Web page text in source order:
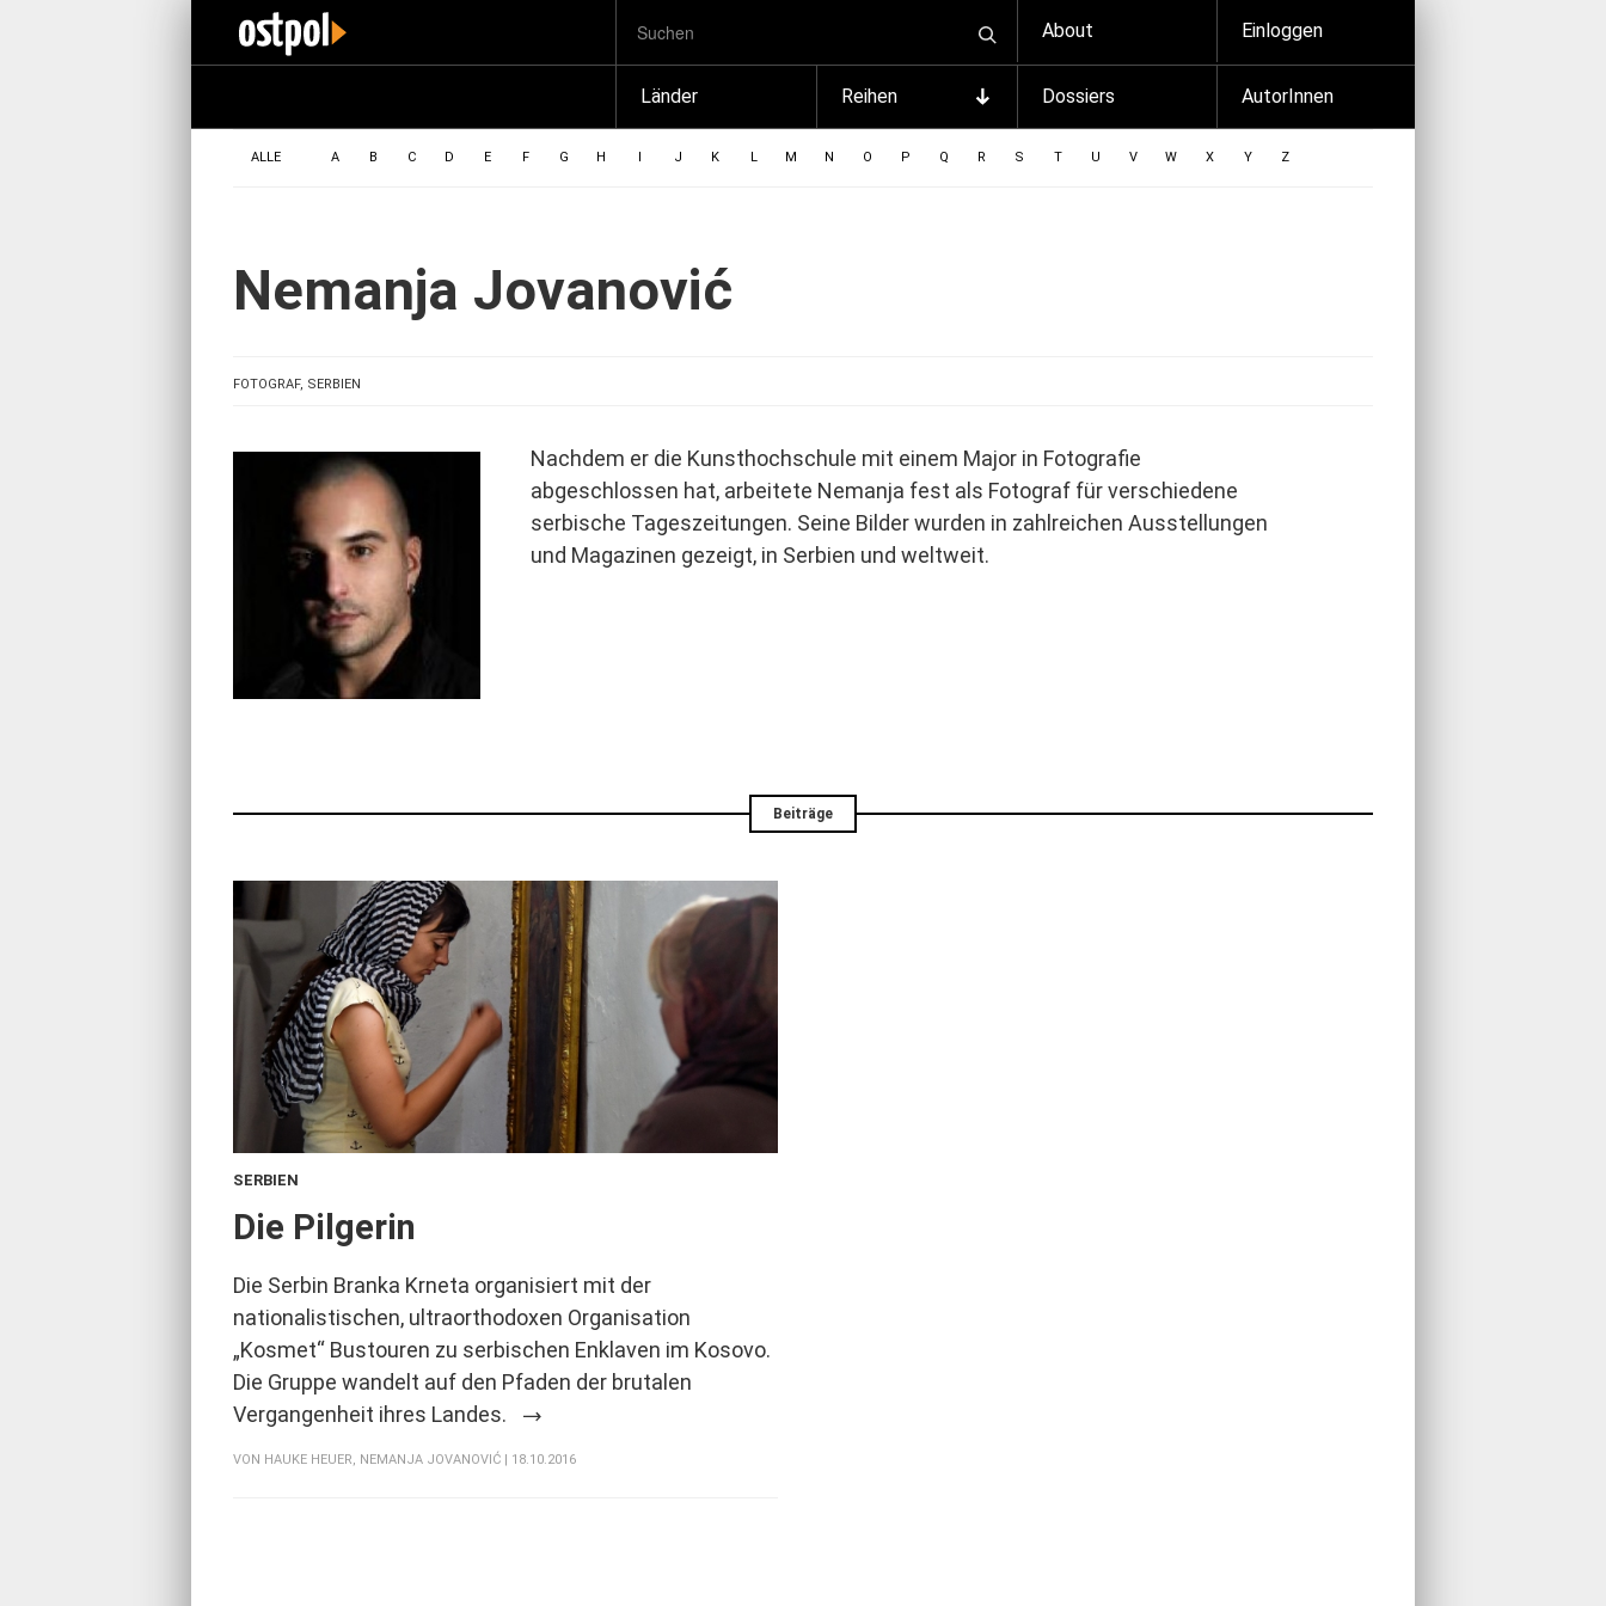
springen
Suchen About Einloggen
Länder Reihen Dossiers AutorInnen
ALLE A B C D E F G H I J K L M N O P Q R S T U V W X Y Z
Nemanja Jovanović
FOTOGRAF, SERBIEN
Nachdem er die Kunsthochschule mit einem Major in Fotografie
abgeschlossen hat, arbeitete Nemanja fest als Fotograf für verschiedene
serbische Tageszeitungen. Seine Bilder wurden in zahlreichen Ausstellungen
und Magazinen gezeigt, in Serbien und weltweit.
Beiträge
SERBIEN
Die Pilgerin
Die Serbin Branka Krneta organisiert mit der
nationalistischen, ultraorthodoxen Organisation
„Kosmet“ Bustouren zu serbischen Enklaven im Kosovo.
Die Gruppe wandelt auf den Pfaden der brutalen
Vergangenheit ihres Landes.
VON HAUKE HEUER, NEMANJA JOVANOVIĆ | 18.10.2016